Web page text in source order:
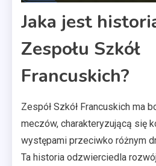
Jaka jest
Zespołu Szkół
Francuskich?
Zespół Szkół Francuskich ma
meczów, charakteryzującą się
występami przeciwko różnym
Ta historia odzwierciedla